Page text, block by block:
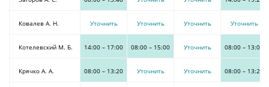
Ковалев А. Н. Уточнить Уточнить Уточнить Уточнить
Котелевский М. Б. 14:00 – 17:00 08:00 – 15:00 Уточнить 08:00 – 13:00
Крячко А. А. 08:00 – 13:20 Уточнить Уточнить 08:00 – 13:20